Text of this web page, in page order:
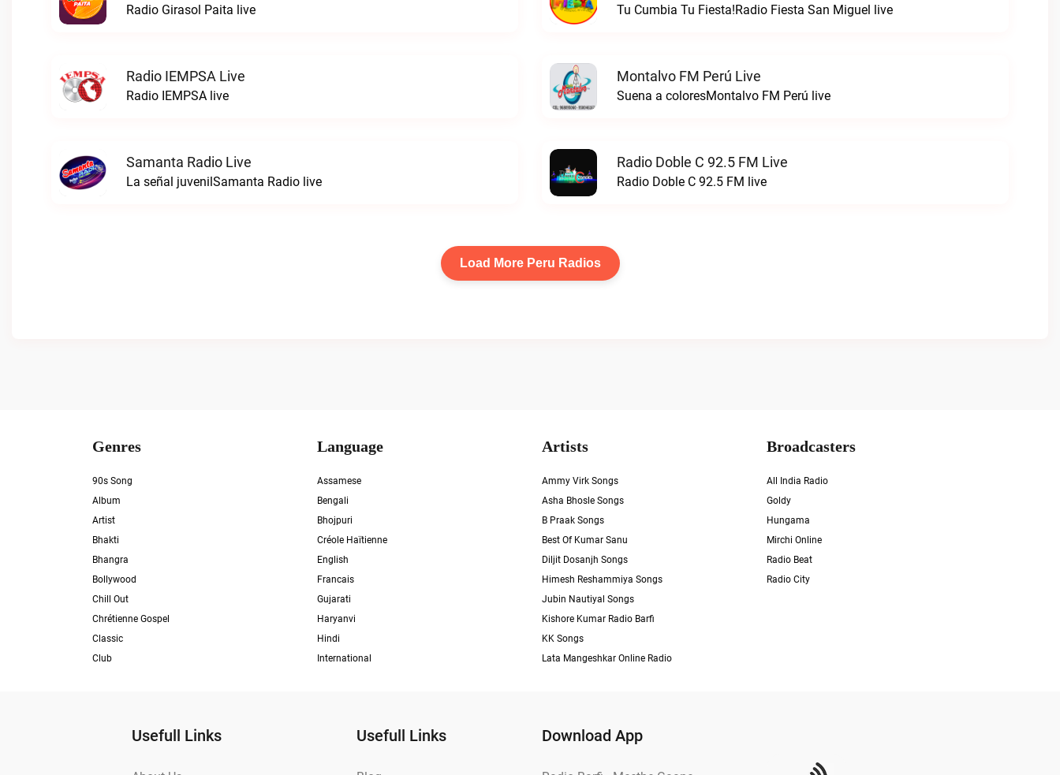
Radio Girasol Paita live Tu Cumbia Tu Fiesta!Radio Fiesta San Miguel live
Radio IEMPSA Live
Radio IEMPSA live
Montalvo FM Perú Live
Suena a coloresMontalvo FM Perú live
Samanta Radio Live
La señal juvenilSamanta Radio live
Radio Doble C 92.5 FM Live
Radio Doble C 92.5 FM live
Load More Peru Radios
Genres
90s Song
Album
Artist
Bhakti
Bhangra
Bollywood
Chill Out
Chrétienne Gospel
Classic
Club
Language
Assamese
Bengali
Bhojpuri
Créole Haïtienne
English
Francais
Gujarati
Haryanvi
Hindi
International
Artists
Ammy Virk Songs
Asha Bhosle Songs
B Praak Songs
Best Of Kumar Sanu
Diljit Dosanjh Songs
Himesh Reshammiya Songs
Jubin Nautiyal Songs
Kishore Kumar Radio Barfi
KK Songs
Lata Mangeshkar Online Radio
Broadcasters
All India Radio
Goldy
Hungama
Mirchi Online
Radio Beat
Radio City
Usefull Links Usefull Links Download App